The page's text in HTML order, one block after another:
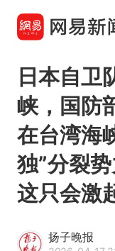
日本自卫
峡，国防
在台湾海
独”分裂
这只会激
扬子晚报